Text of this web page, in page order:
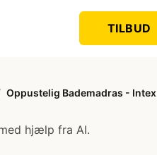
TILBUD
Oppustelig Bademadras - Intex
hjælp fra AI.